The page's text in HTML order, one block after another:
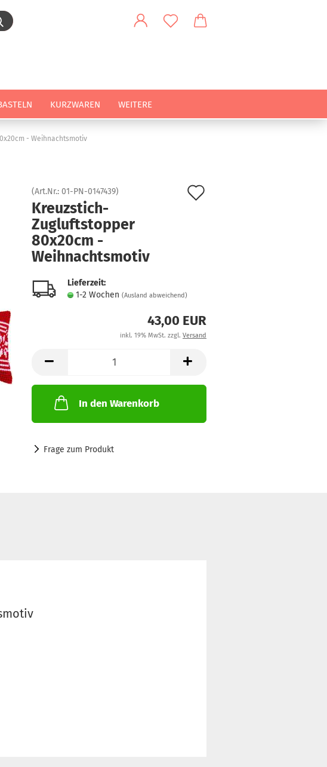
KURZWAREN WEITERE
- Weihnachtsmotiv
(Art.Nr.: 01-PN-0147439)
Kreuzstich-
Zugluftstopper
80x20cm -
Weihnachtsmotiv
Lieferzeit:
1-2 Wochen (Ausland abweichend)
43,00 EUR
inkl. 19% MwSt. zzgl. Versand
In den Warenkorb
Frage zum Produkt